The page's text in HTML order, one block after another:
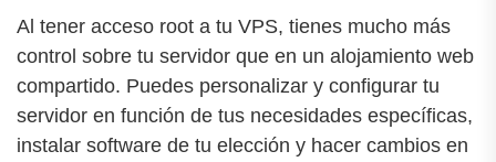
Al tener acceso root a tu VPS, tienes mucho más
control sobre tu servidor que en un alojamiento web
compartido. Puedes personalizar y configurar tu
servidor en función de tus necesidades específicas,
instalar software de tu elección y hacer cambios en